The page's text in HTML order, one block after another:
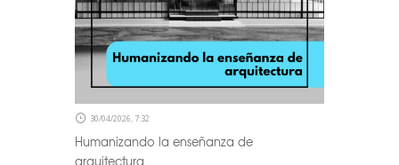
30/04/2026, 7:32
Humanizando la enseñanza de
arquitectura